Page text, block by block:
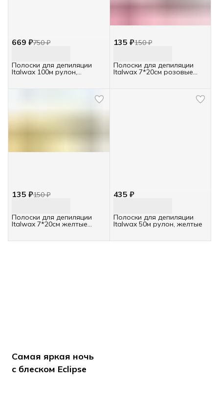
669 ₽750 ₽
Полоски для депиляции
Italwax 100м рулон,
135 ₽150 ₽
Полоски для депиляции
Italwax 7*20см розовые
135 ₽150 ₽
Полоски для депиляции
Italwax 7*20см желтые
435 ₽
Полоски для депиляции
Italwax 50м рулон, желтые
Самая яркая ночь
с блеском Eclipse